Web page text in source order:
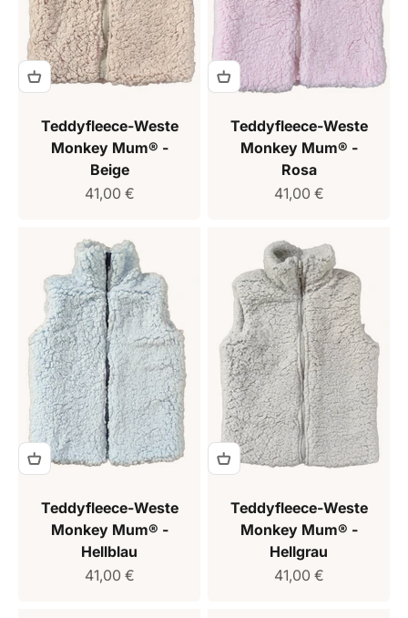
Teddyfleece-Weste
Monkey Mum® -
Beige
Verkaufspreis
41,00 €
Teddyfleece-Weste
Monkey Mum® -
Rosa
Verkaufspreis
41,00 €
Teddyfleece-Weste
Monkey Mum® -
Hellblau
Verkaufspreis
41,00 €
Teddyfleece-Weste
Monkey Mum® -
Hellgrau
Verkaufspreis
41,00 €